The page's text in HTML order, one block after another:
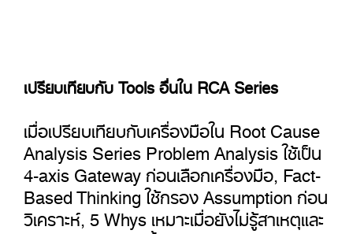
เปรียบเทียบกับ Tools อื่นใน RCA Series
เมื่อเปรียบเทียบกับเครื่องมือใน Root Cause
Analysis Series Problem Analysis ใช้เป็น
4-axis Gateway ก่อนเลือกเครื่องมือ, Fact-
Based Thinking ใช้กรอง Assumption ก่อน
วิเคราะห์, 5 Whys เหมาะเมื่อยังไม่รู้สาเหตุและ